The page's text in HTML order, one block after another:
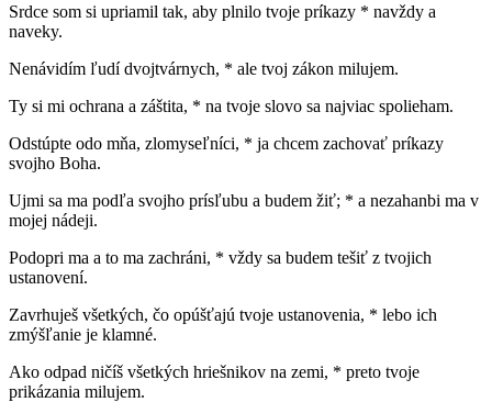
Srdce som si upriamil tak, aby plnilo tvoje príkazy * navždy a
naveky.
Nenávidím ľudí dvojtvárnych, * ale tvoj zákon milujem.
Ty si mi ochrana a záštita, * na tvoje slovo sa najviac spolieham.
Odstúpte odo mňa, zlomyseľníci, * ja chcem zachovať príkazy
svojho Boha.
Ujmi sa ma podľa svojho prísľubu a budem žiť; * a nezahanbi ma v
mojej nádeji.
Podopri ma a to ma zachráni, * vždy sa budem tešiť z tvojich
ustanovení.
Zavrhuješ všetkých, čo opúšťajú tvoje ustanovenia, * lebo ich
zmýšľanie je klamné.
Ako odpad ničíš všetkých hriešnikov na zemi, * preto tvoje
prikázania milujem.